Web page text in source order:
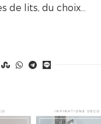
de lits, du choix…